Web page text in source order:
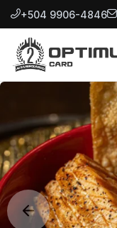
+504 9906-4846